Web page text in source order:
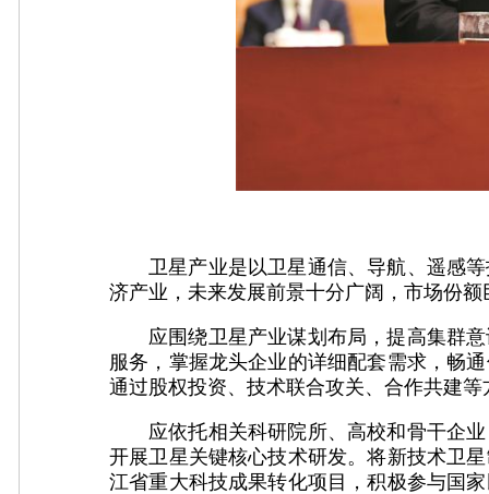
卫星产业是以卫星通信、导航、遥感
济产业，未来发展前景十分广阔，市场份额
应围绕卫星产业谋划布局，提高集群
服务，掌握龙头企业的详细配套需求，畅
通过股权投资、技术联合攻关、合作共建
应依托相关科研院所、高校和骨干企
开展卫星关键核心技术研发。将新技术卫
江省重大科技成果转化项目，积极参与国